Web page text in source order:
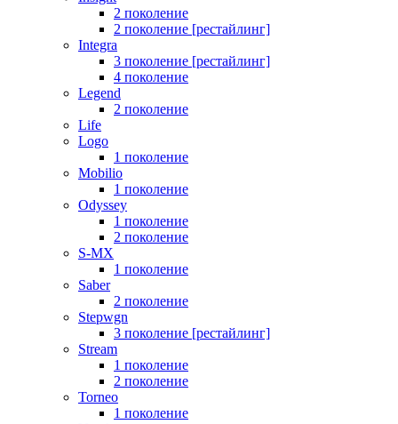
2 поколение
2 поколение [рестайлинг]
Integra
3 поколение [рестайлинг]
4 поколение
Legend
2 поколение
Life
Logo
1 поколение
Mobilio
1 поколение
Odyssey
1 поколение
2 поколение
S-MX
1 поколение
Saber
2 поколение
Stepwgn
3 поколение [рестайлинг]
Stream
1 поколение
2 поколение
Torneo
1 поколение